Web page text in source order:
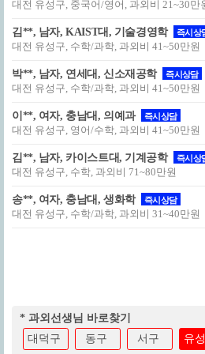
대전 유성구, 중국어/영어, 과외비 21~30만
김**, 남자, KAIST대, 기술경영학 즉시상
대전 유성구, 수학/과학, 과외비 41~50만원
박**, 남자, 연세대, 신소재공학 즉시상담
대전 유성구, 수학/과학, 과외비 41~50만원
이**, 여자, 충남대, 의예과 즉시상담
대전 유성구, 영어/수학, 과외비 41~50만원
김**, 남자, 카이스트대, 기계공학 즉시상
대전 유성구, 수학, 과외비 71~80만원
송**, 여자, 충남대, 생화학 즉시상담
대전 유성구, 수학/과학, 과외비 31~40만원
* 과외선생님 바로찾기
대덕구
동구 서구 유